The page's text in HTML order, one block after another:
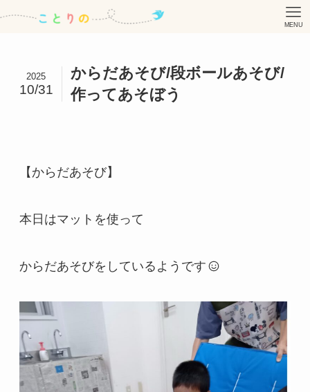
MENU
からだあそび/段ボールあそび/
作ってあそぼう
2025
10/31
【からだあそび】
本日はマットを使って
からだあそびをしているようです